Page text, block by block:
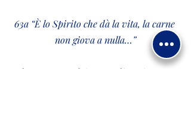
63a “È lo Spirito che dà la vita, la carne
non giova a nulla…”
Nel corso dei secoli si sono